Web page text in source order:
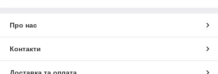
Про нас
Контакти